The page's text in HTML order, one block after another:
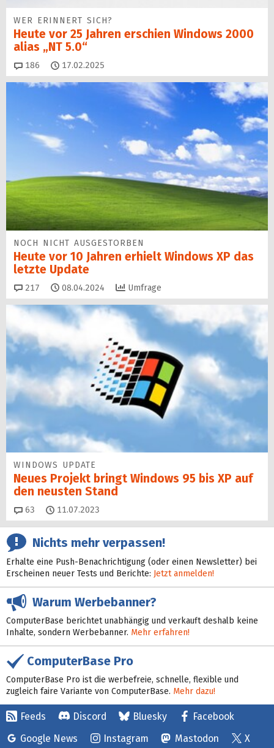
WER ERINNERT SICH?
Heute vor 25 Jahren erschien Windows 2000
alias „NT 5.0“
186 Kommentare
17.02.2025
NOCH NICHT AUSGESTORBEN
Heute vor 10 Jahren erhielt Windows XP das
letzte Update
217 Kommentare
08.04.2024 Umfrage
WINDOWS UPDATE
Neues Projekt bringt Windows 95 bis XP auf
den neusten Stand
63 Kommentare
11.07.2023
Nichts mehr verpassen!
Erhalte eine Push-Benachrichtigung (oder einen Newsletter) bei
Erscheinen neuer Tests und Berichte: Jetzt anmelden!
Warum Werbebanner?
ComputerBase berichtet unabhängig und verkauft deshalb keine
Inhalte, sondern Werbebanner. Mehr erfahren!
ComputerBase Pro
ComputerBase Pro ist die werbefreie, schnelle, flexible und
zugleich faire Variante von ComputerBase. Mehr dazu!
Feeds Discord Bluesky
Facebook
Google News
Instagram Mastodon X